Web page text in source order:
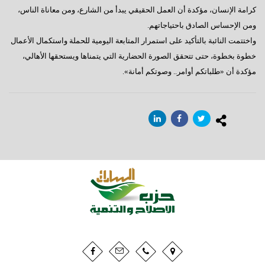
كرامة الإنسان، مؤكدة أن العمل الحقيقي يبدأ من الشارع، ومن معاناة الناس،
ومن الإحساس الصادق باحتياجاتهم.
واختتمت النائبة بالتأكيد على استمرار المتابعة اليومية للحملة واستكمال الأعمال
خطوة بخطوة، حتى تتحقق الصورة الحضارية التي يتمناها ويستحقها الأهالي،
مؤكدة أن «طلباتكم أوامر.. وصوتكم أمانة».